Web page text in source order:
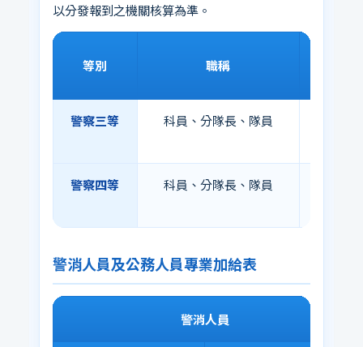
以分發報到之機關核算為準。
等別 職稱
警察三等 科員、分隊長、隊員
警察四等 科員、分隊長、隊員
警消人員及公務人員專業加給表
警消人員